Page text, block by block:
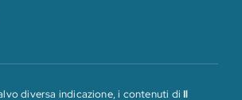
diversa indicazione, i contenuti diIl